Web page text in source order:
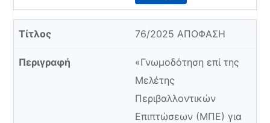
76/2025 ΑΠΟΦΑΣΗ
«Γνωμοδότηση επί της
Μελέτης
Περιβαλλοντικών
Επιπτώσεων (ΜΠΕ) για